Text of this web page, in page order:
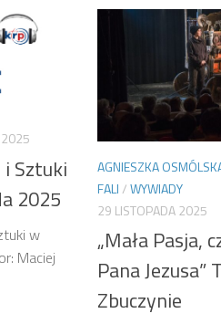
2025
Sztuki
2025
w
Maciej
AGNIESZKA
FALI/WYWIADY
29 LISTOPADA 2025
„Mała Pasja,
Pana
Zbuczynie